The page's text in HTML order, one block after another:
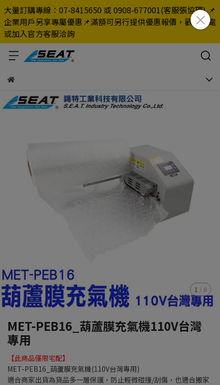
大量訂購專線：07-8415650 或 0908-677001(客服張協理) 📌
企業用戶另享專屬優惠📌滿額可另行提供優惠報價，歡迎來電
或加入官方客服洽詢
1 / 6
MET-PEB16_葫蘆膜充氣機110V台灣
專用
【此商品僅限宅配】
MET-PEB16_葫蘆膜充氣機(110V台灣專用)
適合商家出貨為貨品多一層保護，防止輕微碰撞/刮傷，也適合搬家